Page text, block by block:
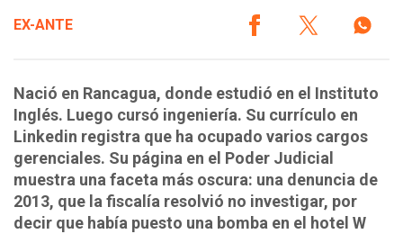
EX-ANTE
Nació en Rancagua, donde estudió en el Instituto
Inglés. Luego cursó ingeniería. Su currículo en
Linkedin registra que ha ocupado varios cargos
gerenciales. Su página en el Poder Judicial
muestra una faceta más oscura: una denuncia de
2013, que la fiscalía resolvió no investigar, por
decir que había puesto una bomba en el hotel W